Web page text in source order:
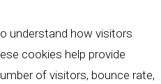
understand how visitors
cookies help provide
of visitors, bounce rate,